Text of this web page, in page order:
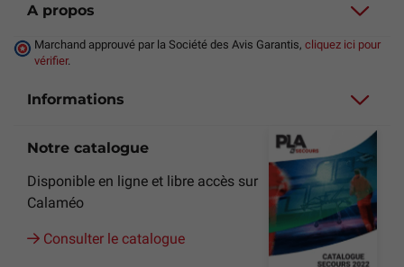
A propos
Marchand approuvé par la Société des Avis Garantis, cliquez ici pour
vérifier.
Informations
Notre catalogue
Disponible en ligne et libre accès sur
Calaméo
Consulter le catalogue